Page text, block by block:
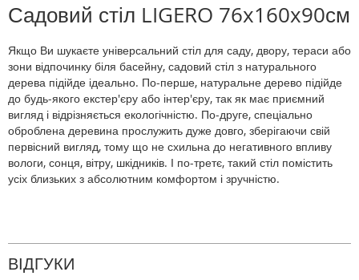
Садовий стіл LIGERO 76x160x90см
Якщо Ви шукаєте універсальний стіл для саду, двору, тераси або
зони відпочинку біля басейну, садовий стіл з натурального
дерева підійде ідеально. По-перше, натуральне дерево підійде
до будь-якого екстер'єру або інтер'єру, так як має приємний
вигляд і відрізняється екологічністю. По-друге, спеціально
оброблена деревина прослужить дуже довго, зберігаючи свій
первісний вигляд, тому що не схильна до негативного впливу
вологи, сонця, вітру, шкідників. І по-третє, такий стіл помістить
усіх близьких з абсолютним комфортом і зручністю.
ВІДГУКИ